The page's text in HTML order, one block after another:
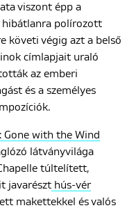
viszont épp a
hibátlanra polírozott
követi végig azt a belső
címlapjait uraló
az emberi
és a személyes
Gone with the Wind
látványvilága
túltelített,
javarészt hús-vér
makettekkel és valós